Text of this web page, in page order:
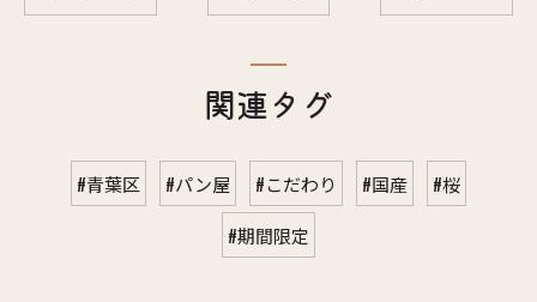
関連タグ
#青葉区 #パン屋 #こだわり #国産
#桜
#期間限定